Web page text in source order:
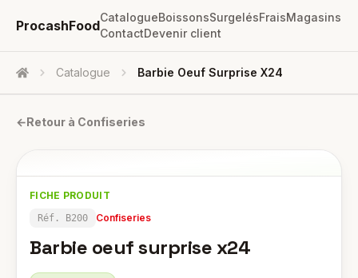
ProcashFood
CatalogueBoissonsSurgelésFraisMagasins
ContactDevenir client
Accueil Catalogue Barbie Oeuf Surprise X24
←Retour à Confiseries
FICHE PRODUIT
Réf. B200 Confiseries
Barbie oeuf surprise x24